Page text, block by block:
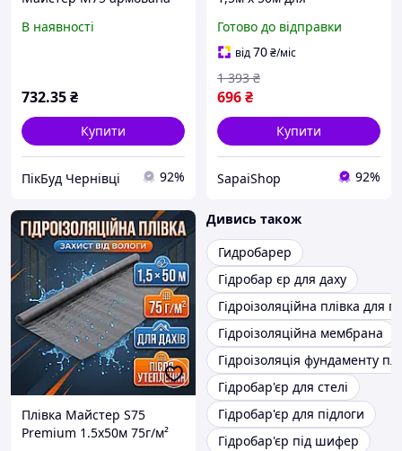
В наявності
732.35₴
Купити
ПікБуд Чернівці 92%
армована мембрана UV
стяжка гідробар єр 75 м²
Готово до відправки
від70₴/міс
696₴
1 393 ₴
Купити
SapaiShop 92%
Плівка Майстер S75
Premium 1.5x50м 75г/м²
Дивись також
Гидробарер
Гідробар єр для даху
Гідроізоляційна плівка для
Гідроізоляційна мембрана
Гідроізоляція фундаменту
Гідробар'єр для стелі
Гідробар'єр для підлоги
Гідробар'єр під шифер